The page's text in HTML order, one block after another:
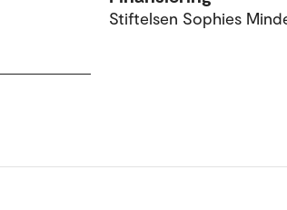
Stiftelsen Sophies